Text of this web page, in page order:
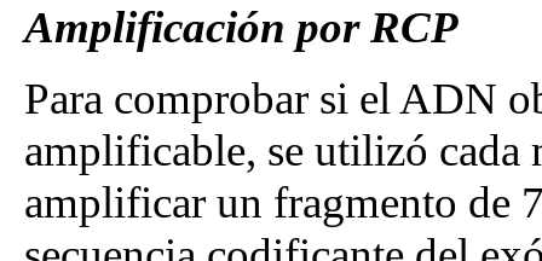
Amplificación por RCP
Para comprobar si el ADN
amplificable, se utilizó cada
amplificar un fragmento de